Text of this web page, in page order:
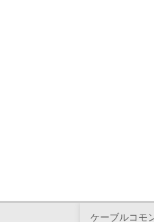
ケーブルコモ